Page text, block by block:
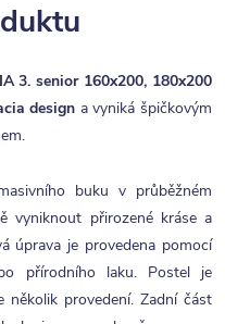
3. senior 160x200, 180x200
design a vyniká špičkovým
buku v průběžném
vyniknout přirozené kráse a
úprava je provedena pomocí
přírodního laku. Postel je
provedení. Zadní část